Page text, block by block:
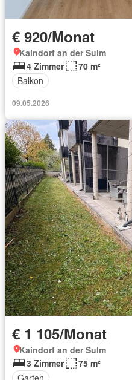
€ 920/Monat
Kaindorf an der Sulm
4 Zimmer
70 m²
Balkon
09.05.2026
€ 1 105/Monat
Kaindorf an der Sulm
3 Zimmer
75 m²
Garten